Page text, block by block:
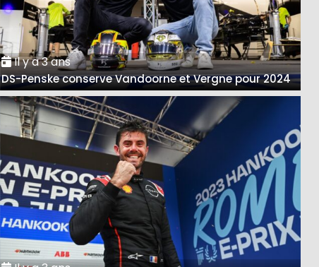
Il y a 3 ans
DS-Penske conserve Vandoorne et Vergne pour 2024